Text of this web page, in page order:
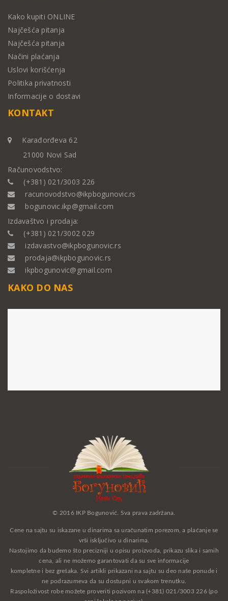
Kako kupiti ONLINE
Najčešća pitanja
Najčešća pitanja
Načini plaćanja
Uslovi korišćenja
Politika privatnosti
Informacije o dostavi
KONTAKT
Karađorđeva 62
21000 Novi Sad
Računovodstvo:
(+381) 021/3003 226
racunovodstvo@ikpbogunovic.rs
bogunovic.ikp@gmail.com
Izdavaštvo i prodaja:
(+381) 021/3002 029
izdavastvo@ikpbogunovic.rs
prodaja@ikpbogunovic.rs
ikpbogunovic@gmail.com
KAKO DO NAS
© 2016 IKP Bogunović. Sva prava zadržana.
Cene na sajtu su iskazane u dinarima sa uračunatim porezom, a plaćanje se
vrši isključivo u dinarima.
Nastojimo da budemo što precizniji u opisu proizvoda, prikazu slika i samih
cena, ali ne možemo garantovati da su sve informacije
kompletne i bez grešaka. Svi artikli prikazani na sajtu su deo naše ponude i
ne podrazumeva da su dostupni u svakom trenutku.
Raspoloživost robe možete proveriti pozivom na (+381) 021/3003 226 (po